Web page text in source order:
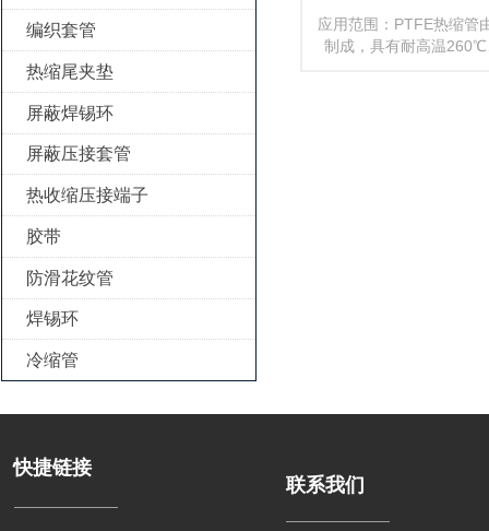
快捷链接
联系我们
编织套管
热缩尾夹垫
屏蔽焊锡环
屏蔽压接套管
热收缩压接端子
胶带
防滑花纹管
焊锡环
冷缩管
应用范围：PTFE热缩管
制成，具有耐高温